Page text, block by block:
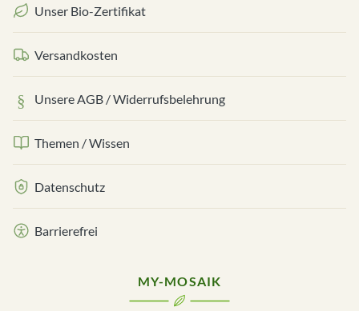
Unser Bio-Zertifikat
Versandkosten
Unsere AGB / Widerrufsbelehrung
Themen / Wissen
Datenschutz
Barrierefrei
MY-MOSAIK